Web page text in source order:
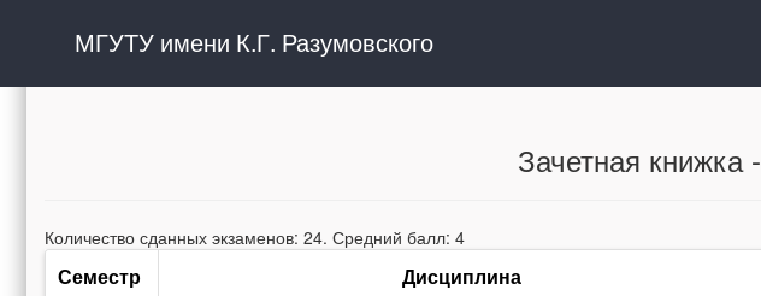
МГУТУ имени К.Г. Разумовского
Зачетная книжка -
Количество сданных экзаменов: 24. Средний балл: 4
Семестр Дисциплина